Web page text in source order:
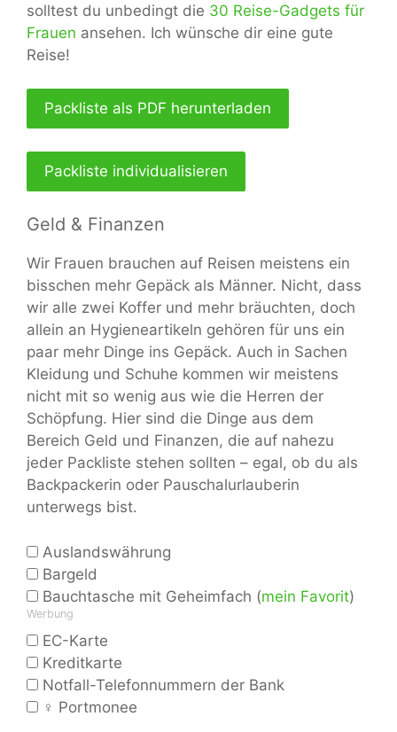
solltest du unbedingt die 30 Reise-Gadgets für
Frauen ansehen. Ich wünsche dir eine gute
Reise!
Packliste als PDF herunterladen
Packliste individualisieren
Geld & Finanzen
Wir Frauen brauchen auf Reisen meistens ein
bisschen mehr Gepäck als Männer. Nicht, dass
wir alle zwei Koffer und mehr bräuchten, doch
allein an Hygieneartikeln gehören für uns ein
paar mehr Dinge ins Gepäck. Auch in Sachen
Kleidung und Schuhe kommen wir meistens
nicht mit so wenig aus wie die Herren der
Schöpfung. Hier sind die Dinge aus dem
Bereich Geld und Finanzen, die auf nahezu
jeder Packliste stehen sollten – egal, ob du als
Backpackerin oder Pauschalurlauberin
unterwegs bist.
Auslandswährung
Bargeld
Bauchtasche mit Geheimfach (mein Favorit)
Werbung
EC-Karte
Kreditkarte
Notfall-Telefonnummern der Bank
♀ Portmonee